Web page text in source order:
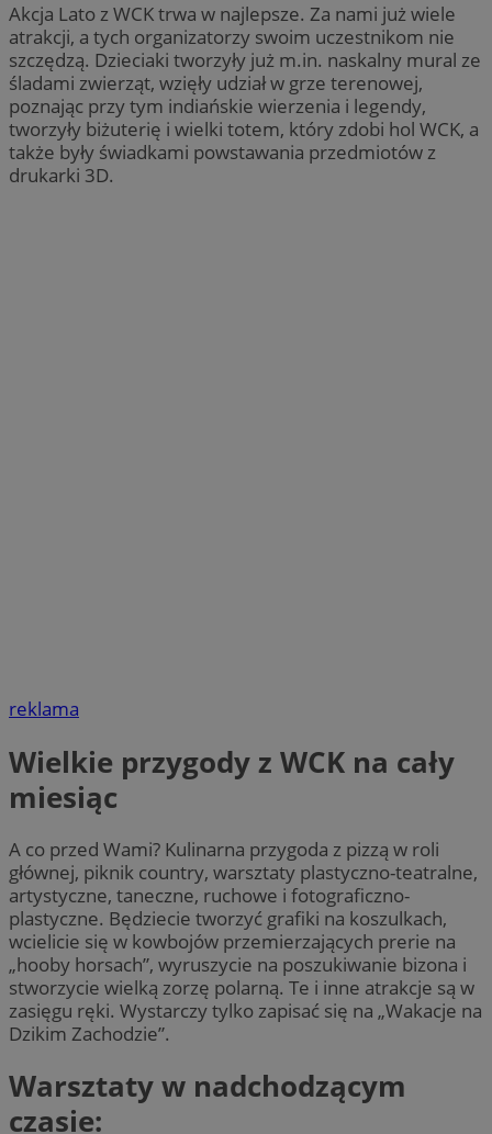
Akcja Lato z WCK trwa w najlepsze. Za nami już wiele
atrakcji, a tych organizatorzy swoim uczestnikom nie
szczędzą. Dzieciaki tworzyły już m.in. naskalny mural ze
śladami zwierząt, wzięły udział w grze terenowej,
poznając przy tym indiańskie wierzenia i legendy,
tworzyły biżuterię i wielki totem, który zdobi hol WCK, a
także były świadkami powstawania przedmiotów z
drukarki 3D.
reklama
Wielkie przygody z WCK na cały
miesiąc
A co przed Wami? Kulinarna przygoda z pizzą w roli
głównej, piknik country, warsztaty plastyczno-teatralne,
artystyczne, taneczne, ruchowe i fotograficzno-
plastyczne. Będziecie tworzyć grafiki na koszulkach,
wcielicie się w kowbojów przemierzających prerie na
„hooby horsach”, wyruszycie na poszukiwanie bizona i
stworzycie wielką zorzę polarną. Te i inne atrakcje są w
zasięgu ręki. Wystarczy tylko zapisać się na „Wakacje na
Dzikim Zachodzie”.
Warsztaty w nadchodzącym
czasie: